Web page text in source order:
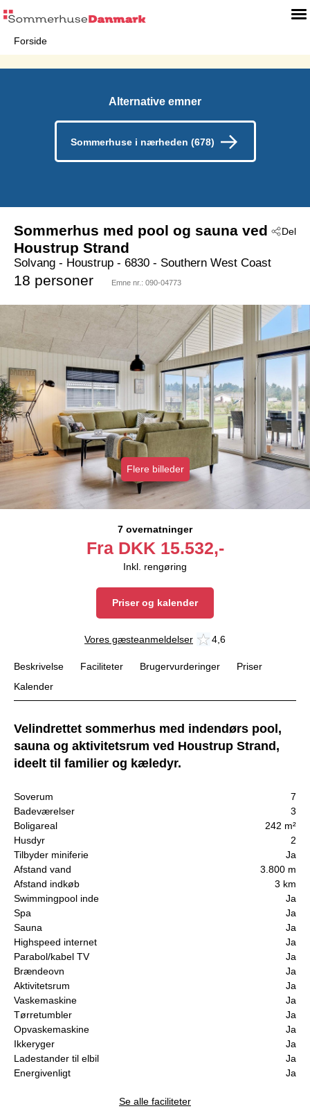
Forside
Alternative emner
Sommerhuse i nærheden (678)
Del
Sommerhus med pool og sauna ved
Houstrup Strand
Solvang - Houstrup - 6830 - Southern West Coast
18 personer Emne nr.: 090-04773
Flere billeder
7 overnatninger
Fra DKK 15.532,-
Inkl. rengøring
Priser og kalender
Vores gæsteanmeldelser 4,6
Beskrivelse Faciliteter Brugervurderinger
Priser
Kalender
Velindrettet sommerhus med indendørs pool,
sauna og aktivitetsrum ved Houstrup Strand,
ideelt til familier og kæledyr.
Soverum
7
Badeværelser
3
Boligareal
242 m²
Husdyr
2
Tilbyder miniferie
Ja
Afstand vand
3.800 m
Afstand indkøb
3 km
Swimmingpool inde
Ja
Spa
Ja
Sauna
Ja
Highspeed internet
Ja
Parabol/kabel TV
Ja
Brændeovn
Ja
Aktivitetsrum
Ja
Vaskemaskine
Ja
Tørretumbler
Ja
Opvaskemaskine
Ja
Ikkeryger
Ja
Ladestander til elbil
Ja
Energivenligt
Ja
Se alle faciliteter